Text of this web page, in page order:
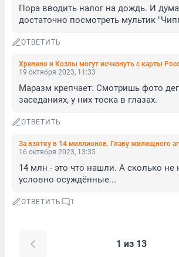
Пора вводить налог на дождь. И
достаточно посмотреть мультик
ОТВЕТИТЬ
19 октября 2023, 11:33
Маразм крепчает. Смотришь фото
заседаниях, у них тоска в глазах.
ОТВЕТИТЬ
16 октября 2023, 13:35
14 млн - это что нашли. А сколько
условно осуждённые...
ОТВЕТИТЬ 1
1 из 13